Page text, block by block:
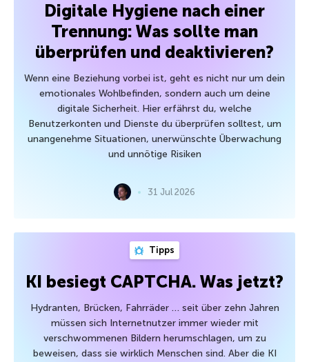
Digitale Hygiene nach einer
Trennung: Was sollte man
überprüfen und deaktivieren?
Wenn eine Beziehung vorbei ist, geht es nicht nur um dein
emotionales Wohlbefinden, sondern auch um deine
digitale Sicherheit. Hier erfährst du, welche
Benutzerkonten und Dienste du überprüfen solltest, um
unangenehme Situationen, unerwünschte Überwachung
und unnötige Risiken
31 Jul 2026
Tipps
KI besiegt CAPTCHA. Was jetzt?
Hydranten, Brücken, Fahrräder … seit über zehn Jahren
müssen sich Internetnutzer immer wieder mit
verschwommenen Bildern herumschlagen, um zu
beweisen, dass sie wirklich Menschen sind. Aber die KI